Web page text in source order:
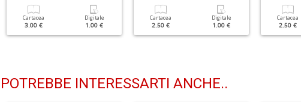
Cartacea
3.00 €
Digitale
1.00 €
Cartacea
2.50 €
Digitale
1.00 €
Cartacea
2.50 €
POTREBBE INTERESSARTI ANCHE..